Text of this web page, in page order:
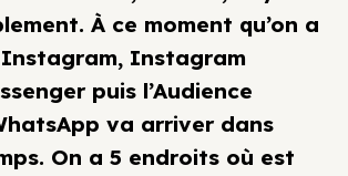
À ce moment qu’on a
Instagram
puis l’Audience
va arriver dans
On a 5 endroits où est